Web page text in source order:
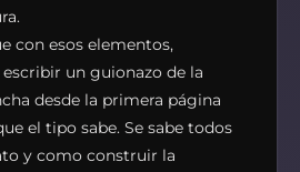
con esos elementos,
un guionazo de la
desde la primera página
el tipo sabe. Se sabe todos
y como construir la